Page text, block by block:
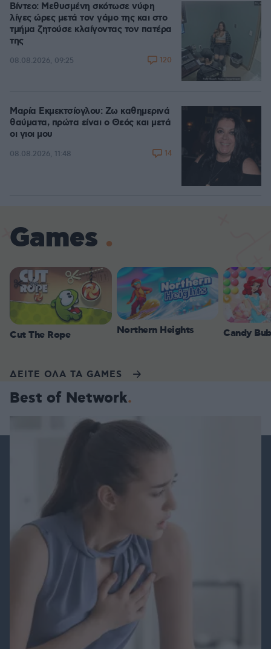
Βίντεο: Μεθυσμένη σκότωσε νύφη
λίγες ώρες μετά τον γάμο της και στο
τμήμα ζητούσε κλαίγοντας τον πατέρα
της
08.08.2026, 09:25 120
Μαρία Εκμεκτσίογλου: Ζω καθημερινά
θαύματα, πρώτα είναι ο Θεός και μετά
οι γιοι μου
08.08.2026, 11:48 14
Games
Cut The Rope Northern Heights Candy
ΔΕΙΤΕ ΟΛΑ ΤΑ GAMES
Best of Network